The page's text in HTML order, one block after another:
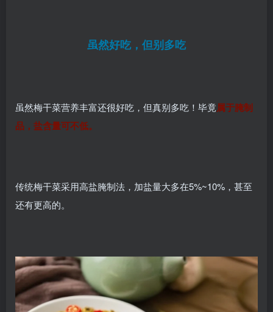
虽然好吃，但别多吃
虽然梅干菜营养丰富还很好吃，但真别多吃！毕竟属于腌制
品，盐含量可不低。
传统梅干菜采用高盐腌制法，加盐量大多在5%~10%，甚至
还有更高的。